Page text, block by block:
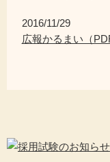
2016/11/29
広報かるまい（